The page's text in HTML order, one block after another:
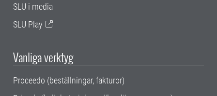
SLU i media
SLU Play
Vanliga verktyg
Proceedo (beställningar, fakturor)